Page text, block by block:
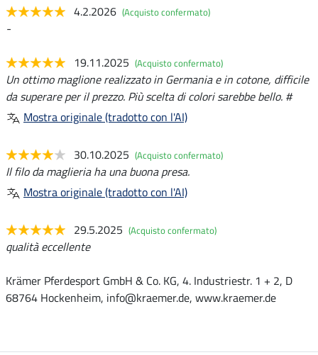
4.2.2026 (Acquisto confermato)
-
19.11.2025 (Acquisto confermato)
Un ottimo maglione realizzato in Germania e in cotone, difficile
da superare per il prezzo. Più scelta di colori sarebbe bello. #
Mostra originale (tradotto con l'AI)
30.10.2025 (Acquisto confermato)
Il filo da maglieria ha una buona presa.
Mostra originale (tradotto con l'AI)
29.5.2025 (Acquisto confermato)
qualità eccellente
Krämer Pferdesport GmbH & Co. KG, 4. Industriestr. 1 + 2, D
68764 Hockenheim, info@kraemer.de, www.kraemer.de